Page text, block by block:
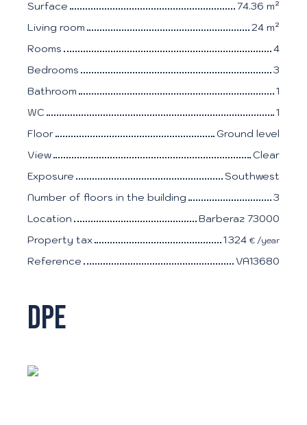
Surface
74.36 m²
Living room
24 m²
Rooms
4
Bedrooms
3
Bathroom
1
WC
1
Floor
Ground level
View
Clear
Exposure
Southwest
Number of floors in the building
3
Location
Barberaz 73000
Property tax
1 324 € /year
Reference VA13680
DPE